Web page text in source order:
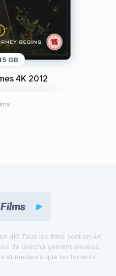
GB
4K 2012
4K! Tous les films sont en 4K
de téléchargement élevées.
et meilleurs que les torrents.